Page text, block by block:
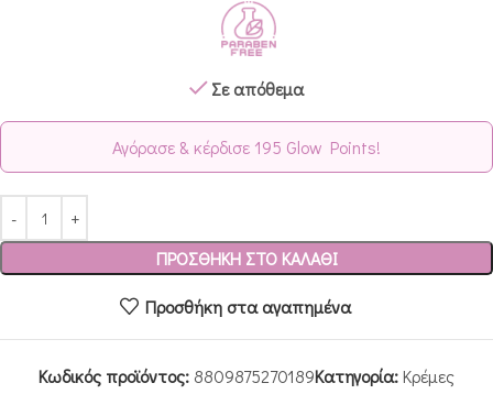
Σε απόθεμα
Αγόρασε & κέρδισε 195 Glow Points!
ΠΡΟΣΘΉΚΗ ΣΤΟ ΚΑΛΆΘΙ
Προσθήκη στα αγαπημένα
Κωδικός προϊόντος: 8809875270189Κατηγορία:Κρέμες